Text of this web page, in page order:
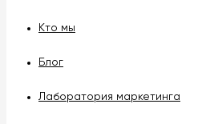
Кто мы
Блог
Лаборатория маркетинга